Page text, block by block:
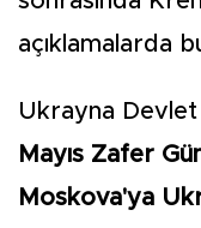
açıklamalarda
Ukrayna Devlet
Mayıs Zafer
Moskova'ya